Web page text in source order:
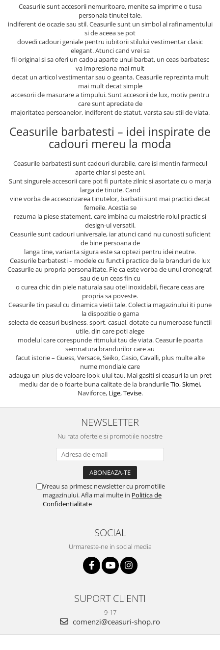
Ceasurile sunt accesorii nemuritoare, menite sa imprime o tusa
personala tinutei tale,
indiferent de ocazie sau stil. Ceasurile sunt un simbol al rafinamentului
si de aceea se pot
dovedi cadouri geniale pentru iubitorii stilului vestimentar clasic
elegant. Atunci cand vrei sa
fii original si sa oferi un cadou aparte unui barbat, un ceas barbatesc
va impresiona mai mult
decat un articol vestimentar sau o geanta. Ceasurile reprezinta mult
mai mult decat simple
accesorii de masurare a timpului. Sunt accesorii de lux, motiv pentru
care sunt apreciate de
majoritatea persoanelor, indiferent de statut, varsta sau stil de viata.
Ceasurile barbatesti – idei inspirate de
cadouri mereu la moda
Ceasurile barbatesti sunt cadouri durabile, care isi mentin farmecul
aparte chiar si peste ani.
Sunt singurele accesorii care pot fi purtate zilnic si asortate cu o marja
larga de tinute. Cand
vine vorba de accesorizarea tinutelor, barbatii sunt mai practici decat
femeile. Acestia se
rezuma la piese statement, care imbina cu maiestrie rolul practic si
design-ul versatil.
Ceasurile sunt cadouri universale, iar atunci cand nu cunosti suficient
de bine persoana de
langa tine, varianta sigura este sa optezi pentru idei neutre.
Ceasurile barbatesti – modele cu functii practice de la branduri de lux
Ceasurile au propria personalitate. Fie ca este vorba de unul cronograf,
sau de un ceas fin cu
o curea chic din piele naturala sau otel inoxidabil, fiecare ceas are
propria sa poveste.
Ceasurile tin pasul cu dinamica vietii tale. Colectia magazinului iti pune
la dispozitie o gama
selecta de ceasuri business, sport, casual, dotate cu numeroase functii
utile, din care poti alege
modelul care corespunde ritmului tau de viata. Ceasurile poarta
semnatura brandurilor care au
facut istorie – Guess, Versace, Seiko, Casio, Cavalli, plus multe alte
nume mondiale care
adauga un plus de valoare look-ului tau. Mai gasiti si ceasuri la un pret
mediu dar de o foarte buna calitate de la brandurileTio,Skmei,
Naviforce, Lige,Tevise.
NEWSLETTER
Nu rata ofertele si promotiile noastre
Vreau sa primesc newsletter cu promotiile
magazinului. Afla mai multe in Politica de
Confidentialitate
SOCIAL
Urmareste-ne in social media
SUPORT CLIENTI
9-17
comenzi@ceasuri-shop.ro